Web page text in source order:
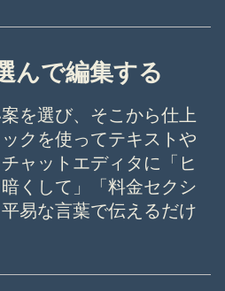
んで編集する
を選び、そこから仕上
クを使ってテキストや
ャットエディタに「ヒ
くして」「料金セクシ
易な言葉で伝えるだけ